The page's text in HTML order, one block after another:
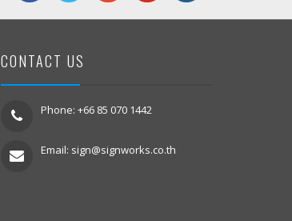
CONTACT US
Phone: +66 85 070 1442
Email: sign@signworks.co.th